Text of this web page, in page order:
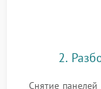
2.
Снятие